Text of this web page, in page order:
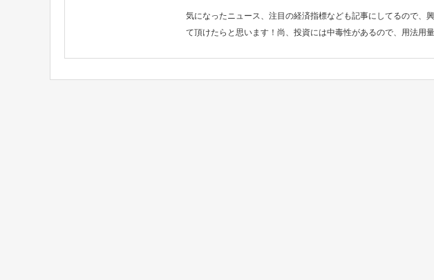
気になったニュース、注目の経済指標なども記事にしてるので、
て頂けたらと思います！尚、投資には中毒性があるので、用法用